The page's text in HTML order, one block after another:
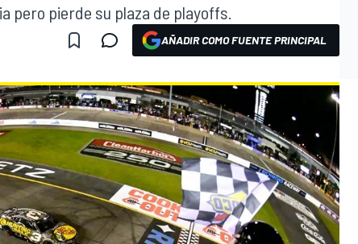
pero pierde su plaza de playoffs.
AÑADIR COMO FUENTE PRINCIPAL